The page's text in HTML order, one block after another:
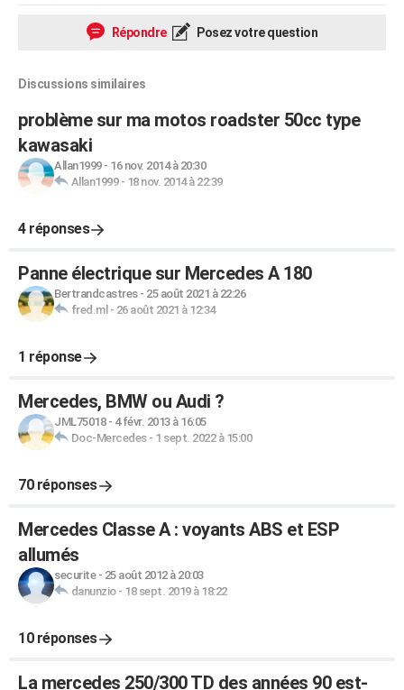
Répondre Posez votre question
Discussions similaires
problème sur ma motos roadster 50cc type
kawasaki
Allan1999- 16 nov. 2014 à 20:30
Allan1999- 18 nov. 2014 à 22:39
4 réponses
Panne électrique sur Mercedes A 180
Bertrandcastres- 25 août 2021 à 22:26
fred.ml - 26 août 2021 à 12:34
1 réponse
Mercedes, BMW ou Audi ?
JML75018- 4 févr. 2013 à 16:05
Doc-Mercedes- 1 sept. 2022 à 15:00
70 réponses
Mercedes Classe A : voyants ABS et ESP
allumés
securite- 25 août 2012 à 20:03
danunzio- 18 sept. 2019 à 18:22
10 réponses
La mercedes 250/300 TD des années 90 est-